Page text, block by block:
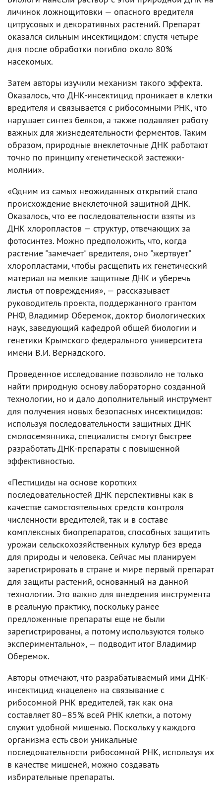
личинок ложнощитовки — опасного вредителя
цитрусовых и декоративных растений. Препарат
оказался сильным инсектицидом: спустя четыре
дня после обработки погибло около 80%
насекомых.
Затем авторы изучили механизм такого эффекта.
Оказалось, что ДНК-инсектицид проникает в клетки
вредителя и связывается с рибосомными РНК, что
нарушает синтез белков, а также подавляет работу
важных для жизнедеятельности ферментов. Таким
образом, природные внеклеточные ДНК работают
точно по принципу «генетической застежки-
молнии».
«Одним из самых неожиданных открытий стало
происхождение внеклеточной защитной ДНК.
Оказалось, что ее последовательности взяты из
ДНК хлоропластов — структур, отвечающих за
фотосинтез. Можно предположить, что, когда
растение "замечает" вредителя, оно "жертвует"
хлоропластами, чтобы расщепить их генетический
материал на мелкие защитные ДНК и уберечь
листья от повреждения», — рассказывает
руководитель проекта, поддержанного грантом
РНФ, Владимир Оберемок, доктор биологических
наук, заведующий кафедрой общей биологии и
генетики Крымского федерального университета
имени В.И. Вернадского.
Проведенное исследование позволило не только
найти природную основу лабораторно созданной
технологии, но и дало дополнительный инструмент
для получения новых безопасных инсектицидов:
используя последовательности защитных ДНК
смолосемянника, специалисты смогут быстрее
разработать ДНК-препараты с повышенной
эффективностью.
«Пестициды на основе коротких
последовательностей ДНК перспективны как в
качестве самостоятельных средств контроля
численности вредителей, так и в составе
комплексных биопрепаратов, способных защитить
урожаи сельскохозяйственных культур без вреда
для природы и человека. Сейчас мы планируем
зарегистрировать в стране и мире первый препарат
для защиты растений, основанный на данной
технологии. Это важно для внедрения инструмента
в реальную практику, поскольку ранее
предложенные препараты еще не были
зарегистрированы, а потому используются только
экспериментально», — подводит итог Владимир
Оберемок.
Авторы отмечают, что разрабатываемый ими ДНК-
инсектицид «нацелен» на связывание с
рибосомной РНК вредителей, так как она
составляет 80–85% всей РНК клетки, а потому
служит удобной мишенью. Поскольку у каждого
организма есть свои уникальные
последовательности рибосомной РНК, используя их
в качестве мишеней, можно создавать
избирательные препараты.